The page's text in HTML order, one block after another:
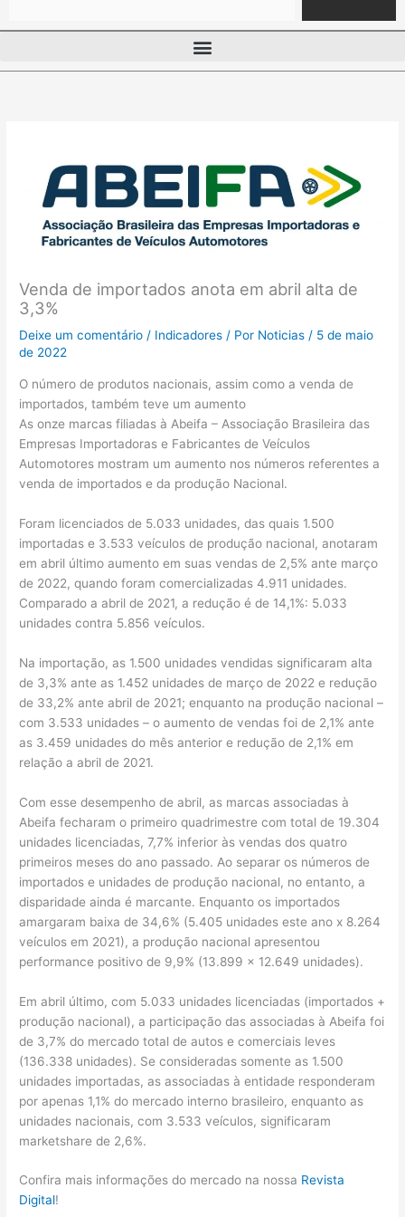
Venda de importados anota em abril alta de
3,3%
Deixe um comentário / Indicadores / Por Noticias/ 5 de maio
de 2022
O número de produtos nacionais, assim como a venda de
importados, também teve um aumento
As onze marcas filiadas à Abeifa – Associação Brasileira das
Empresas Importadoras e Fabricantes de Veículos
Automotores mostram um aumento nos números referentes a
venda de importados e da produção Nacional.
Foram licenciados de 5.033 unidades, das quais 1.500
importadas e 3.533 veículos de produção nacional, anotaram
em abril último aumento em suas vendas de 2,5% ante março
de 2022, quando foram comercializadas 4.911 unidades.
Comparado a abril de 2021, a redução é de 14,1%: 5.033
unidades contra 5.856 veículos.
Na importação, as 1.500 unidades vendidas significaram alta
de 3,3% ante as 1.452 unidades de março de 2022 e redução
de 33,2% ante abril de 2021; enquanto na produção nacional –
com 3.533 unidades – o aumento de vendas foi de 2,1% ante
as 3.459 unidades do mês anterior e redução de 2,1% em
relação a abril de 2021.
Com esse desempenho de abril, as marcas associadas à
Abeifa fecharam o primeiro quadrimestre com total de 19.304
unidades licenciadas, 7,7% inferior às vendas dos quatro
primeiros meses do ano passado. Ao separar os números de
importados e unidades de produção nacional, no entanto, a
disparidade ainda é marcante. Enquanto os importados
amargaram baixa de 34,6% (5.405 unidades este ano x 8.264
veículos em 2021), a produção nacional apresentou
performance positivo de 9,9% (13.899 x 12.649 unidades).
Em abril último, com 5.033 unidades licenciadas (importados +
produção nacional), a participação das associadas à Abeifa foi
de 3,7% do mercado total de autos e comerciais leves
(136.338 unidades). Se consideradas somente as 1.500
unidades importadas, as associadas à entidade responderam
por apenas 1,1% do mercado interno brasileiro, enquanto as
unidades nacionais, com 3.533 veículos, significaram
marketshare de 2,6%.
Confira mais informações do mercado na nossa Revista
Digital!